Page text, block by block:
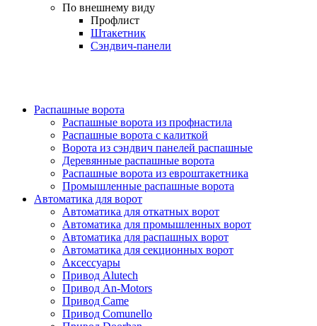
По внешнему виду
Профлист
Штакетник
Сэндвич-панели
Распашные ворота
Распашные ворота из профнастила
Распашные ворота с калиткой
Ворота из сэндвич панелей распашные
Деревянные распашные ворота
Распашные ворота из евроштакетника
Промышленные распашные ворота
Автоматика для ворот
Автоматика для откатных ворот
Автоматика для промышленных ворот
Автоматика для распашных ворот
Автоматика для секционных ворот
Аксессуары
Привод Alutech
Привод An-Motors
Привод Came
Привод Comunello